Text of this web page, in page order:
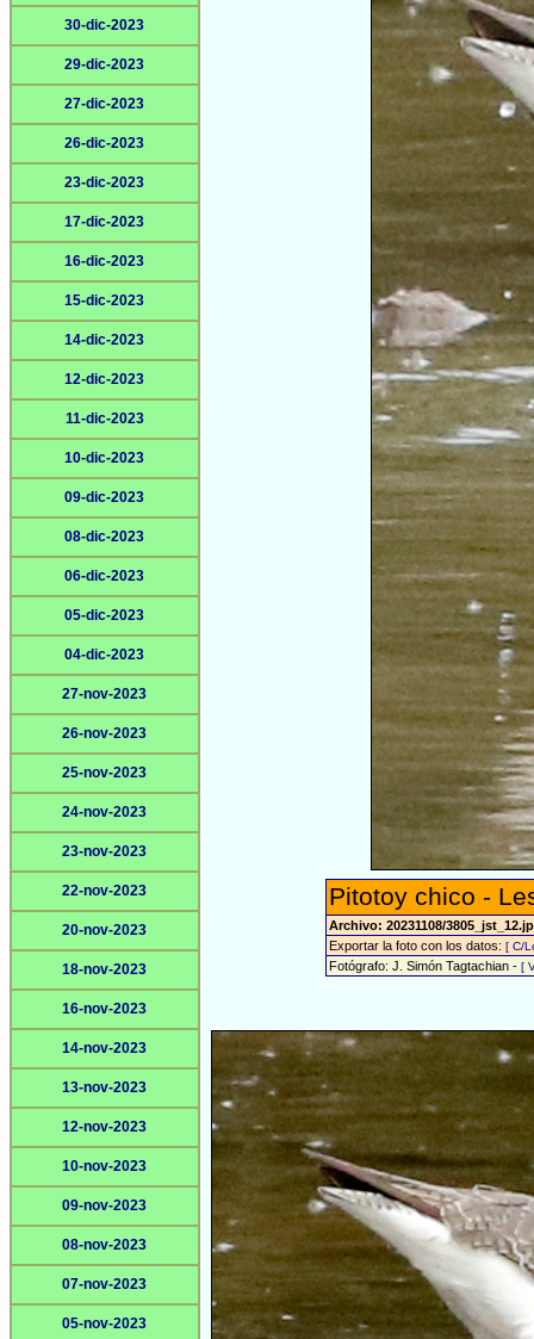
30-dic-2023
29-dic-2023
27-dic-2023
26-dic-2023
23-dic-2023
17-dic-2023
16-dic-2023
15-dic-2023
14-dic-2023
12-dic-2023
11-dic-2023
10-dic-2023
09-dic-2023
08-dic-2023
06-dic-2023
05-dic-2023
04-dic-2023
27-nov-2023
26-nov-2023
25-nov-2023
24-nov-2023
23-nov-2023
22-nov-2023
20-nov-2023
18-nov-2023
16-nov-2023
14-nov-2023
13-nov-2023
12-nov-2023
10-nov-2023
09-nov-2023
08-nov-2023
07-nov-2023
05-nov-2023
Pitotoy chico -
Archivo: 20231108/
Exportar la foto con los datos: [ C/
Fotógrafo: J. Simón Tagtachian - [